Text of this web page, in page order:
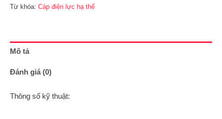
Từ khóa: Cáp điện lực hạ thế
Mô tả
Đánh giá (0)
Thông số kỹ thuật: